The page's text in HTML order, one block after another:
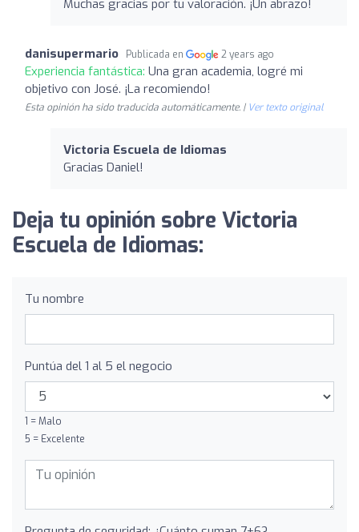
Muchas gracias por tu valoración. ¡Un abrazo!
danisupermario Publicada en 2 years ago
Experiencia fantástica: Una gran academia, logré mi
objetivo con José. ¡La recomiendo!
Esta opinión ha sido traducida automáticamente. | Ver texto original
Victoria Escuela de Idiomas
Gracias Daniel!
Deja tu opinión sobre Victoria
Escuela de Idiomas:
Tu nombre
Puntúa del 1 al 5 el negocio
1 = Malo
5 = Excelente